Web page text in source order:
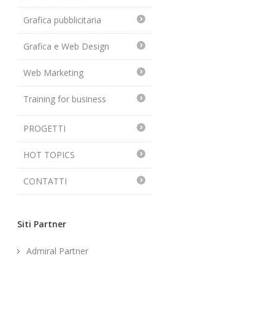
Grafica pubblicitaria
Grafica e Web Design
Web Marketing
Training for business
PROGETTI
HOT TOPICS
CONTATTI
Siti Partner
Admiral Partner